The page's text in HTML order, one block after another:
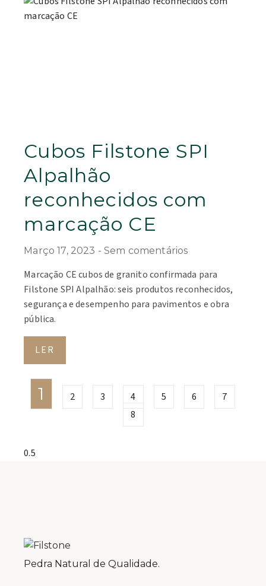
Cubos Filstone SPI
Alpalhão
reconhecidos com
marcação CE
Março 17, 2023 Sem comentários
Marcação CE cubos de granito confirmada para
Filstone SPI Alpalhão: seis produtos reconhecidos,
segurança e desempenho para pavimentos e obra
pública.
LER
1 2 3 4 5 6
7
8
Pedra Natural de Qualidade.